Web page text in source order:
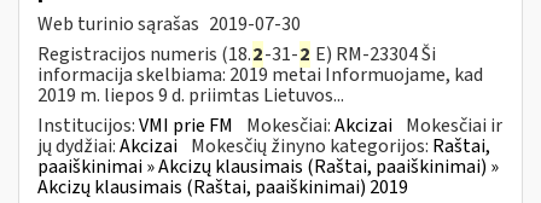
Web turinio sąrašas 2019-07-30
Registracijos numeris (18.2-31-2 E) RM-23304 Ši
informacija skelbiama: 2019 metai Informuojame, kad
2019 m. liepos 9 d. priimtas Lietuvos...
Institucijos:VMI prie FM Mokesčiai:Akcizai Mokesčiai ir
jų dydžiai:Akcizai Mokesčių žinyno kategorijos: Raštai,
paaiškinimai » Akcizų klausimais (Raštai, paaiškinimai) »
Akcizų klausimais (Raštai, paaiškinimai) 2019